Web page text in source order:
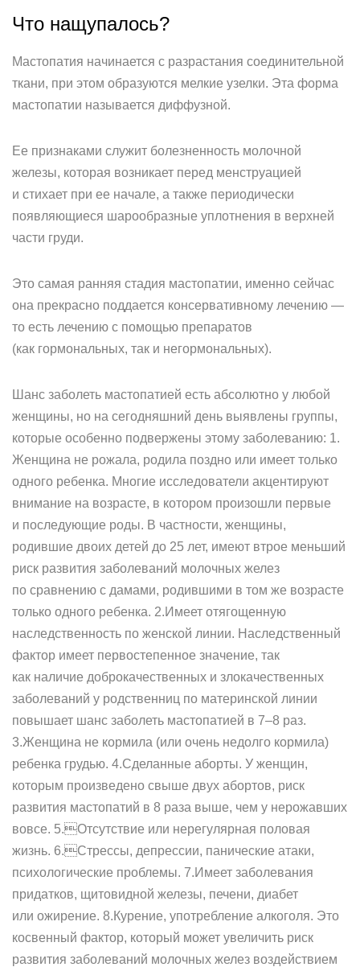
Что нащупалось?
Мастопатия начинается с разрастания соединительной
ткани, при этом образуются мелкие узелки. Эта форма
мастопатии называется диффузной.
Ее признаками служит болезненность молочной
железы, которая возникает перед менструацией
и стихает при ее начале, а также периодически
появляющиеся шарообразные уплотнения в верхней
части груди.
Это самая ранняя стадия мастопатии, именно сейчас
она прекрасно поддается консервативному лечению —
то есть лечению с помощью препаратов
(как гормональных, так и негормональных).
Шанс заболеть мастопатией есть абсолютно у любой
женщины, но на сегодняшний день выявлены группы,
которые особенно подвержены этому заболеванию: 1.
Женщина не рожала, родила поздно или имеет только
одного ребенка. Многие исследователи акцентируют
внимание на возрасте, в котором произошли первые
и последующие роды. В частности, женщины,
родившие двоих детей до 25 лет, имеют втрое меньший
риск развития заболеваний молочных желез
по сравнению с дамами, родившими в том же возрасте
только одного ребенка. 2.Имеет отягощенную
наследственность по женской линии. Наследственный
фактор имеет первостепенное значение, так
как наличие доброкачественных и злокачественных
заболеваний у родственниц по материнской линии
повышает шанс заболеть мастопатией в 7–8 раз.
3.Женщина не кормила (или очень недолго кормила)
ребенка грудью. 4.Сделанные аборты. У женщин,
которым произведено свыше двух абортов, риск
развития мастопатий в 8 раза выше, чем у нерожавших
вовсе. 5.Отсутствие или нерегулярная половая
жизнь. 6.Стрессы, депрессии, панические атаки,
психологические проблемы. 7.Имеет заболевания
придатков, щитовидной железы, печени, диабет
или ожирение. 8.Курение, употребление алкоголя. Это
косвенный фактор, который может увеличить риск
развития заболеваний молочных желез воздействием